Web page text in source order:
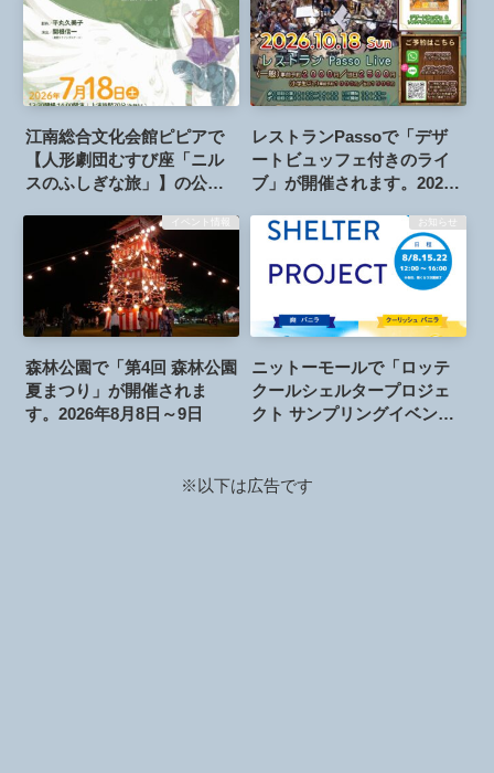
江南総合文化会館ピピアで
【人形劇団むすび座「ニル
スのふしぎな旅」】の公演
レストランPassoで「デザ
ートビュッフェ付きのライ
ブ」が開催されます。2026
イベント情報
森林公園で「第4回 森林公園
夏まつり」が開催されま
す。2026年8月8日～9日
お知らせ
ニットーモールで「ロッテ
クールシェルタープロジェ
クト サンプリングイベン
※以下は広告です